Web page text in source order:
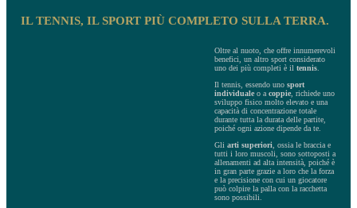
IL TENNIS, IL SPORT PIÙ COMPLETO SULLA TERRA.
Oltre al nuoto, che offre innumerevoli
benefici, un altro sport considerato
uno dei più completi è il tennis
Il tennis, essendo uno sport
individuale o a coppie , richiede uno
sviluppo fisico molto elevato e una
capacità di concentrazione totale
durante tutta la durata delle partite,
poiché ogni azione dipende da te.
Gli arti superiori , ossia le braccia e
tutti i loro muscoli, sono sottoposti a
allenamenti ad alta intensità, poiché è
in gran parte grazie a loro che la forza
e la precisione con cui un giocatore
può colpire la palla con la racchetta
sono possibili.